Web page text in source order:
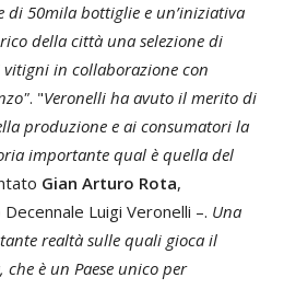
di 50mila bottiglie e un’iniziativa
della città una selezione di
in collaborazione con
. "Veronelli ha avuto il merito di
produzione e ai consumatori la
importante qual è quella del
Gian Arturo Rota,
Luigi Veronelli –. Una
realtà sulle quali gioca il
è un Paese unico per